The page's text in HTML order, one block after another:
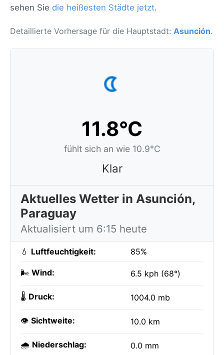
sehen Sie die heißesten Städte jetzt.
Detaillierte Vorhersage für die Hauptstadt: Asunción.
11.8°C
fühlt sich an wie 10.9°C
Klar
Aktuelles Wetter in Asunción,
Paraguay
Aktualisiert um 6:15 heute
💧 Luftfeuchtigkeit: 85%
🌬️ Wind: 6.5 kph (68°)
🌡️ Druck: 1004.0 mb
👁️ Sichtweite: 10.0 km
🌧️ Niederschlag: 0.0 mm